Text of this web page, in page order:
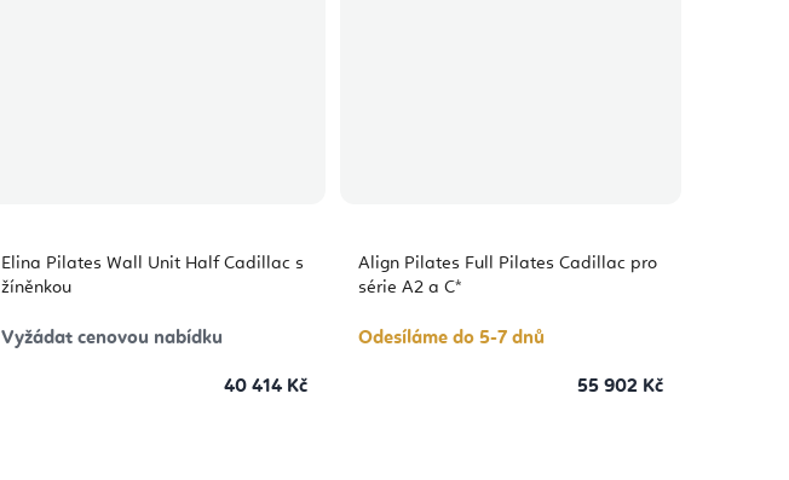
Elina Pilates Wall Unit Half Cadillac s
žíněnkou
Vyžádat cenovou nabídku
40 414 Kč
Align Pilates Full Pilates Cadillac pro
série A2 a C*
Odesíláme do 5-7 dnů
55 902 Kč